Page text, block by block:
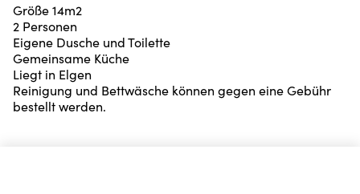
Größe 14m2
2 Personen
Eigene Dusche und Toilette
Gemeinsame Küche
Liegt in Elgen
Reinigung und Bettwäsche können gegen eine Gebühr
bestellt werden.